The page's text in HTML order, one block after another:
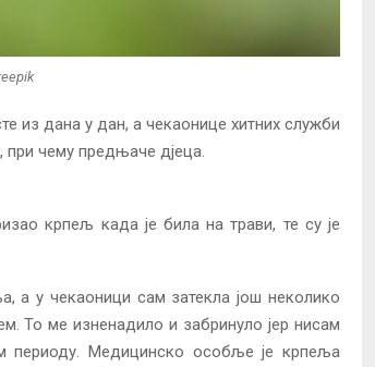
из дана у дан, а чекаонице хитних служби
при чему предњаче дјеца.
крпељ када је била на трави, те су је
а у чекаоници сам затекла још неколико
То ме изненадило и забринуло јер нисам
периоду. Медицинско особље је крпеља